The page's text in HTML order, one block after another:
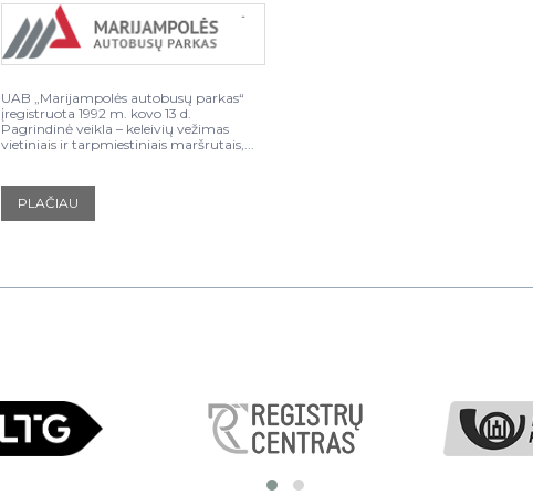
UAB „Marijampolės autobusų parkas“
įregistruota 1992 m. kovo 13 d.
Pagrindinė veikla – keleivių vežimas
vietiniais ir tarpmiestiniais maršrutais,...
PLAČIAU